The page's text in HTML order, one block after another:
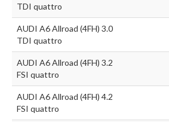
TDI quattro
AUDI A6 Allroad (4FH) 3.0
TDI quattro
AUDI A6 Allroad (4FH) 3.2
FSI quattro
AUDI A6 Allroad (4FH) 4.2
FSI quattro